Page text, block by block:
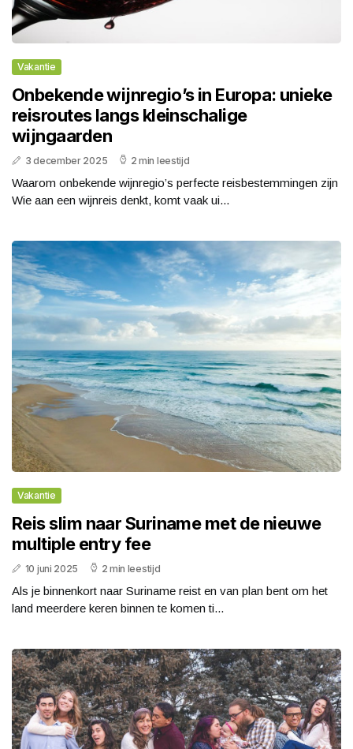
Vakantie
Onbekende wijnregio’s in Europa: unieke
reisroutes langs kleinschalige
wijngaarden
3 december 2025 2 min leestijd
Waarom onbekende wijnregio’s perfecte reisbestemmingen zijn
Wie aan een wijnreis denkt, komt vaak ui...
Vakantie
Reis slim naar Suriname met de nieuwe
multiple entry fee
10 juni 2025 2 min leestijd
Als je binnenkort naar Suriname reist en van plan bent om het
land meerdere keren binnen te komen ti...